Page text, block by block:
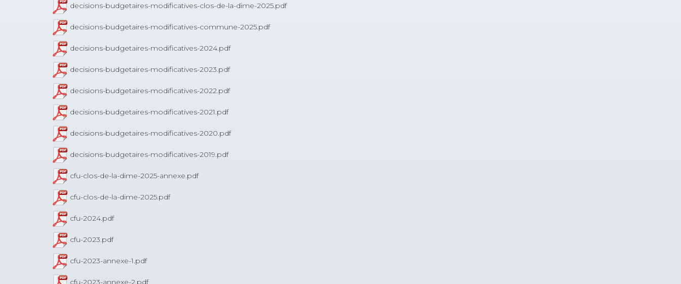
decisions-budgetaires-modificatives-clos-de-la-dime-2025.pdf
decisions-budgetaires-modificatives-commune-2025.pdf
decisions-budgetaires-modificatives-2024.pdf
decisions-budgetaires-modificatives-2023.pdf
decisions-budgetaires-modificatives-2022.pdf
decisions-budgetaires-modificatives-2021.pdf
decisions-budgetaires-modificatives-2020.pdf
decisions-budgetaires-modificatives-2019.pdf
cfu-clos-de-la-dime-2025-annexe.pdf
cfu-clos-de-la-dime-2025.pdf
cfu-2024.pdf
cfu-2023.pdf
cfu-2023-annexe-1.pdf
cfu-2023-annexe-2.pdf